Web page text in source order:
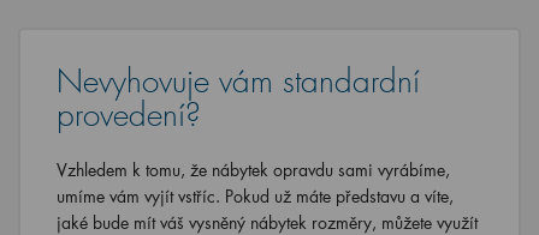
Nevyhovuje vám standardní
provedení?
Vzhledem k tomu, že nábytek opravdu sami vyrábíme,
umíme vám vyjít vstříc. Pokud už máte představu a víte,
jaké bude mít váš vysněný nábytek rozměry, můžete využít